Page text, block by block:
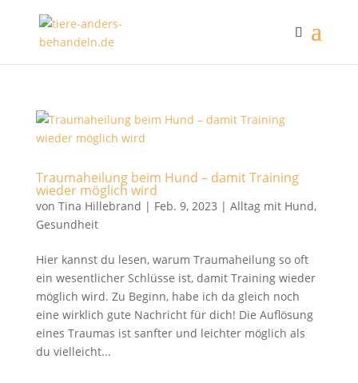
Traumaheilung beim Hund – damit Training
wieder möglich wird
von Tina Hillebrand | Feb. 9, 2023 | Alltag mit Hund,
Gesundheit
Hier kannst du lesen, warum Traumaheilung so oft
ein wesentlicher Schlüsse ist, damit Training wieder
möglich wird. Zu Beginn, habe ich da gleich noch
eine wirklich gute Nachricht für dich! Die Auflösung
eines Traumas ist sanfter und leichter möglich als
du vielleicht...